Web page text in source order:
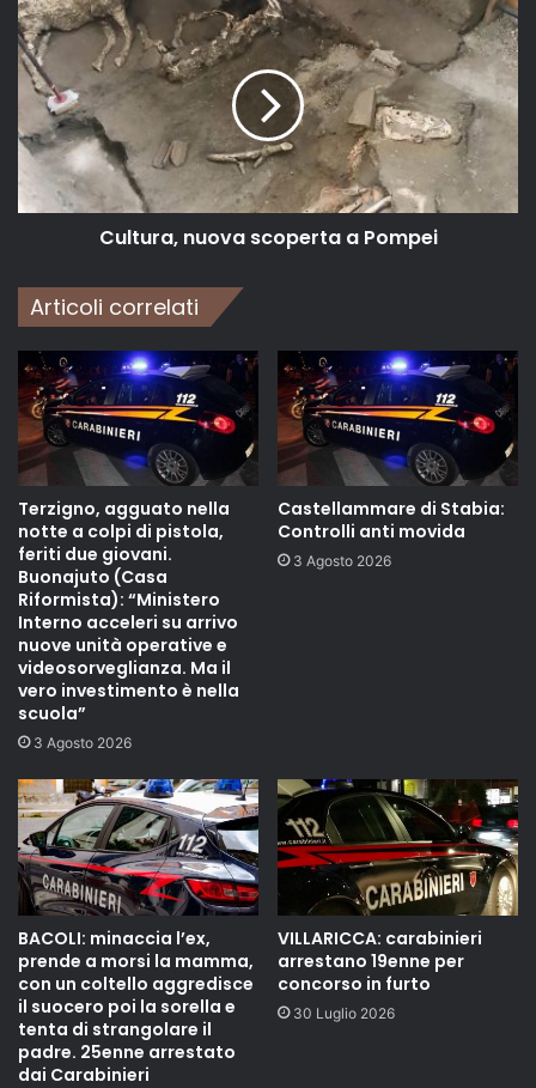
Cultura, nuova scoperta a Pompei
Articoli correlati
Terzigno, agguato nella
notte a colpi di pistola,
feriti due giovani.
Buonajuto (Casa
Riformista): “Ministero
Interno acceleri su arrivo
nuove unità operative e
videosorveglianza. Ma il
vero investimento è nella
scuola”
3 Agosto 2026
Castellammare di Stabia:
Controlli anti movida
3 Agosto 2026
BACOLI: minaccia l’ex,
prende a morsi la mamma,
con un coltello aggredisce
il suocero poi la sorella e
tenta di strangolare il
padre. 25enne arrestato
dai Carabinieri
VILLARICCA: carabinieri
arrestano 19enne per
concorso in furto
30 Luglio 2026